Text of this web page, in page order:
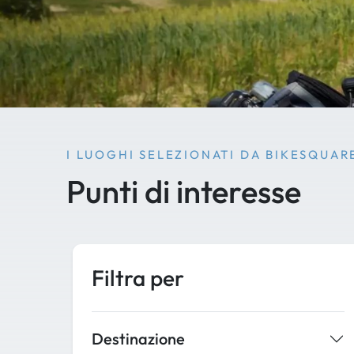
I LUOGHI SELEZIONATI DA
Punti di interesse
Filtra per
Destinazione